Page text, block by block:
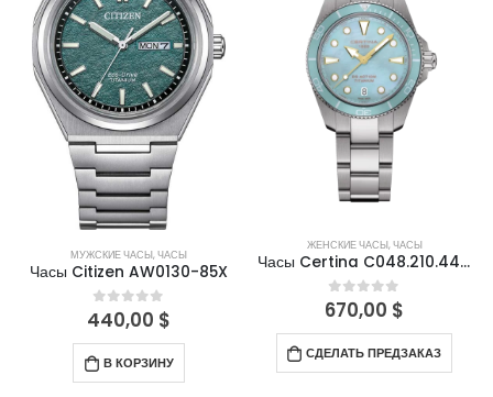
МУЖСКИЕ ЧАСЫ,ЧАСЫ
Часы Citizen AW0130-85X
0 out of 5
440,00 $
В КОРЗИНУ
ЖЕНСКИЕ ЧАСЫ,ЧАСЫ
Часы Certina C048.210.44.131.00
0out of 5
670,00 $
СДЕЛАТЬ ПРЕДЗАКАЗ